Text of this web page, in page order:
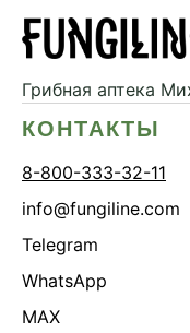
Грибная аптека
КОНТАКТЫ
8-800-333-32-11
info@fungiline.com
Telegram
WhatsApp
MAX